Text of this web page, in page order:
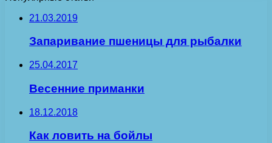
21.03.2019
Запаривание пшеницы для рыбалки
25.04.2017
Весенние приманки
18.12.2018
Как ловить на бойлы